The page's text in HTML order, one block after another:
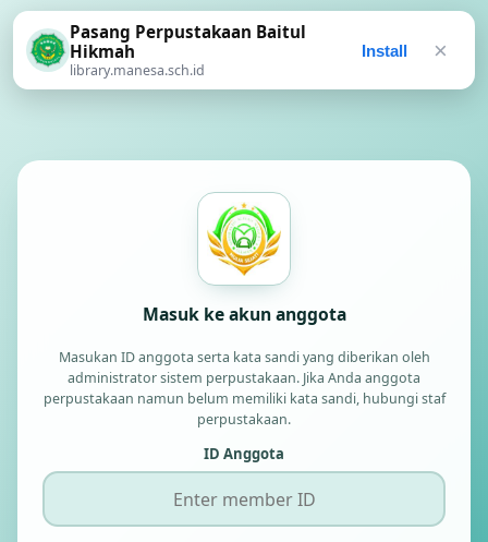
Masuk ke akun anggota
Masukan ID anggota serta kata sandi yang diberikan oleh
administrator sistem perpustakaan. Jika Anda anggota
perpustakaan namun belum memiliki kata sandi, hubungi staf
perpustakaan.
ID Anggota
Pasang Perpustakaan Baitul
Hikmah
library.manesa.sch.id
Install ×